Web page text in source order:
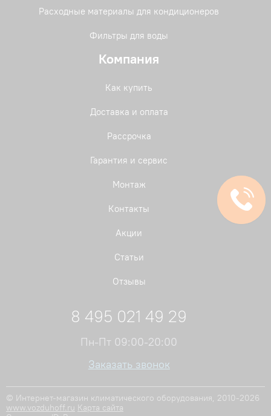
Расходные материалы для кондиционеров
Фильтры для воды
Компания
Как купить
Доставка и оплата
Рассрочка
Гарантия и сервис
Монтаж
Контакты
Акции
Статьи
Отзывы
8 495 021 49 29
Пн-Пт 09:00-20:00
Заказать звонок
© Интернет-магазин климатического оборудования, 2010-2026
www.vozduhoff.ru Карта сайта